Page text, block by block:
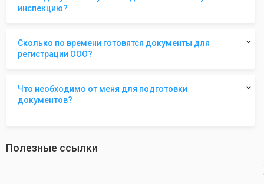
инспекцию?
Сколько по времени готовятся документы для
регистрации ООО?
Что необходимо от меня для подготовки
документов?
Полезные ссылки